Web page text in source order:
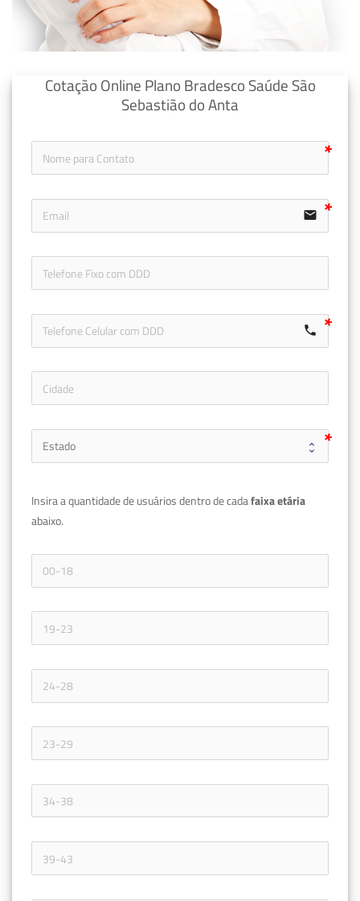
Cotação Online Plano Bradesco Saúde São
Sebastião do Anta
email
call
Insira a quantidade de usuários dentro de cada
abaixo.